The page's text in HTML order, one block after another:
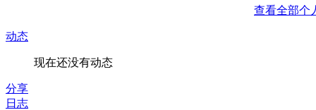
查看全部个
动态
现在还没有动态
分享
日志